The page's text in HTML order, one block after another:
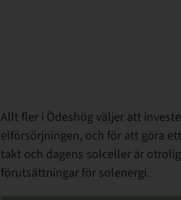
Allt fler i Ödeshög väljer att
elförsörjningen, och för att göra
takt och dagens solceller är
förutsättningar för solenergi.